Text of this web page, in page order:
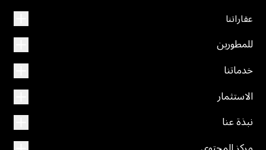
عقاراتنا
للمطورين
خدماتنا
الاستثمار
نبذة عنا